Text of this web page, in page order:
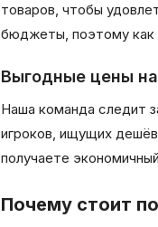
товаров, чтобы
бюджеты, поэтому как
Выгодные цены
Наша команда следит
игроков, ищущих
получаете
Почему стоит